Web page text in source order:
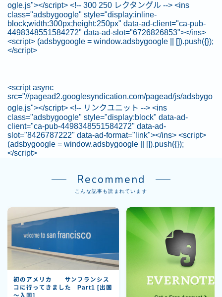
ogle.js"></script> <!-- 300 250 レクタングル --> <ins
class="adsbygoogle" style="display:inline-
block;width:300px;height:250px" data-ad-client="ca-pub-
4498348551584272" data-ad-slot="6726826853"></ins>
<script> (adsbygoogle = window.adsbygoogle || []).push({});
</script>
<script async
src="//pagead2.googlesyndication.com/pagead/js/adsbygo
ogle.js"></script> <!-- リンクユニット --> <ins
class="adsbygoogle" style="display:block" data-ad-
client="ca-pub-4498348551584272" data-ad-
slot="8426787222" data-ad-format="link"></ins> <script>
(adsbygoogle = window.adsbygoogle || []).push({});
</script>
Recommend
こんな記事も読まれています
初のアメリカ サンフランシス
コに行ってきました Part1 [出国
～入国]